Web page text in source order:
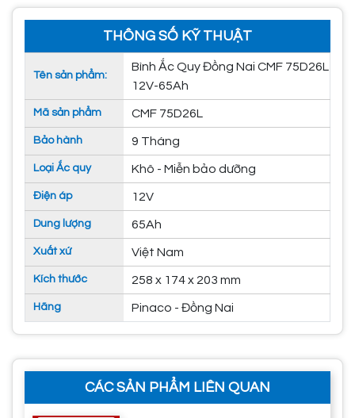
THÔNG SỐ KỸ THUẬT
Tên sản phẩm:
Bình Ắc Quy Đồng Nai CMF 75D26L
12V-65Ah
Mã sản phẩm CMF 75D26L
Bảo hành 9 Tháng
Loại Ắc quy Khô - Miễn bảo dưỡng
Điện áp 12V
Dung lượng 65Ah
Xuất xứ Việt Nam
Kích thước 258 x 174 x 203 mm
Hãng Pinaco - Đồng Nai
CÁC SẢN PHẨM LIÊN QUAN